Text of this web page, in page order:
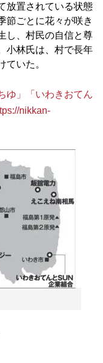
放置されている状態
節ごとに花々が咲き
し、村民の自信と尊
小林氏は、村で長年
ていた。
ゆ」「いわきおてん
nikkan-